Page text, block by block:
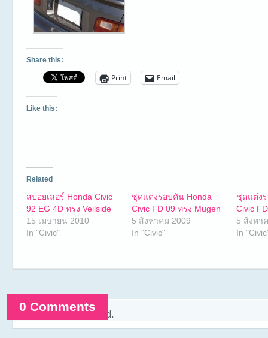
Share this:
Print Email
Like this:
Related
สปอยเลอร์ Honda Civic
92 EG 4D ทรง Veilside
15 เมษายน 2010
In "Civic"
ชุดแต่งรอบคัน Honda
Civic FD 09 ทรง Mugen
5 สิงหาคม 2009
In "Civic"
ชุดแต่ง
Civic
5 สิงหา
In
0 Comments
Comments are closed.